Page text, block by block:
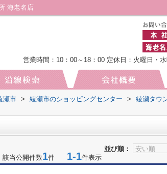
海老名店
営業時間：10：00～18：00 定休日：火曜日・
瀬市 > 綾瀬市のショッピングセンター > 綾瀬タウ
並び順：
該当公開件数1件 1-1件表示